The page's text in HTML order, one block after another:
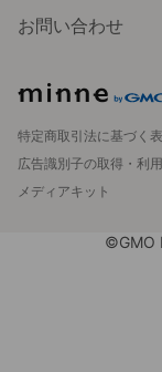
お問い合わせ
特定商取引法に基づく
広告識別子の取得・利用
メディアキット
©GMO